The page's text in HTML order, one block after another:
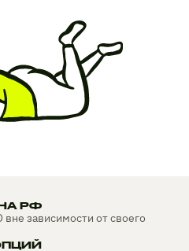
РФ
зависимости от своего